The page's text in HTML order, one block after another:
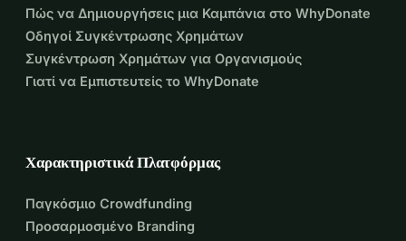
Πώς να Δημιουργήσεις μια Καμπάνια στο WhyDonate
Οδηγοί Συγκέντρωσης Χρημάτων
Συγκέντρωση Χρημάτων για Οργανισμούς
Γιατί να Εμπιστευτείς το WhyDonate
Χαρακτηριστικά Πλατφόρμας
Παγκόσμιο Crowdfunding
Προσαρμοσμένο Branding